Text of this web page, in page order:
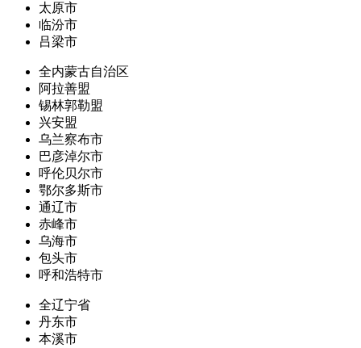
太原市
临汾市
吕梁市
全内蒙古自治区
阿拉善盟
锡林郭勒盟
兴安盟
乌兰察布市
巴彦淖尔市
呼伦贝尔市
鄂尔多斯市
通辽市
赤峰市
乌海市
包头市
呼和浩特市
全辽宁省
丹东市
本溪市